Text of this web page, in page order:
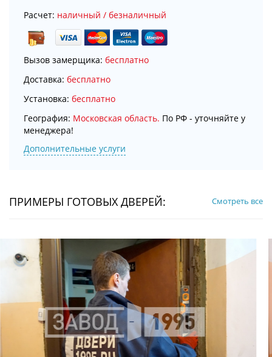
Расчет: наличный / безналичный
Вызов замерщика: бесплатно
Доставка: бесплатно
Установка: бесплатно
География: Московская область. По РФ - уточняйте у
менеджера!
Дополнительные услуги
ПРИМЕРЫ ГОТОВЫХ ДВЕРЕЙ: Смотреть все